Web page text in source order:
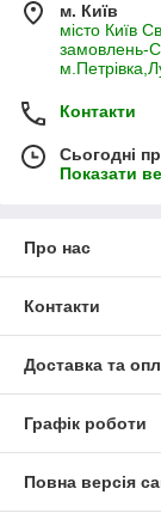
м. Київ
місто Київ
замовлень-
Контакти
Сьогодні
Показати
Про нас
Контакти
Доставка та
Графік роботи
Повна версія